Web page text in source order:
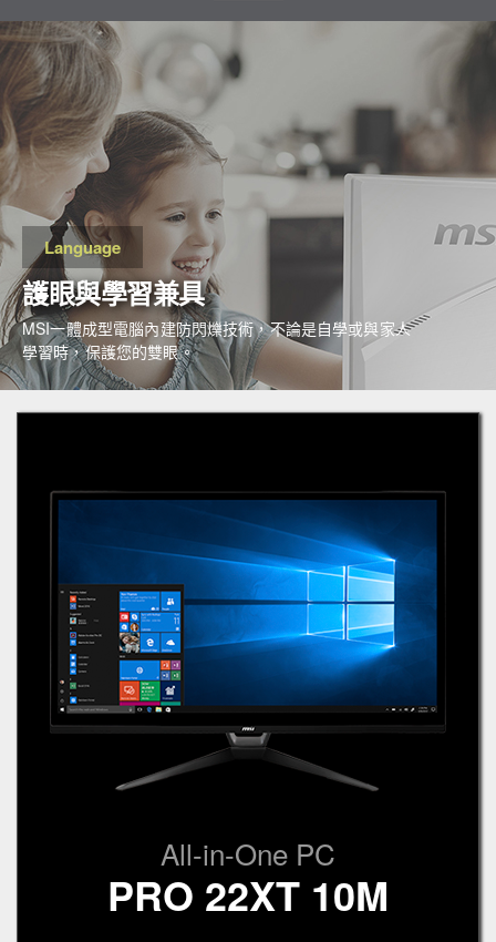
Language
護眼與學習兼具
MSI一體成型電腦內建防閃爍技術，不論是自學或與家人
學習時，保護您的雙眼。
All-in-One PC
PRO 22XT 10M